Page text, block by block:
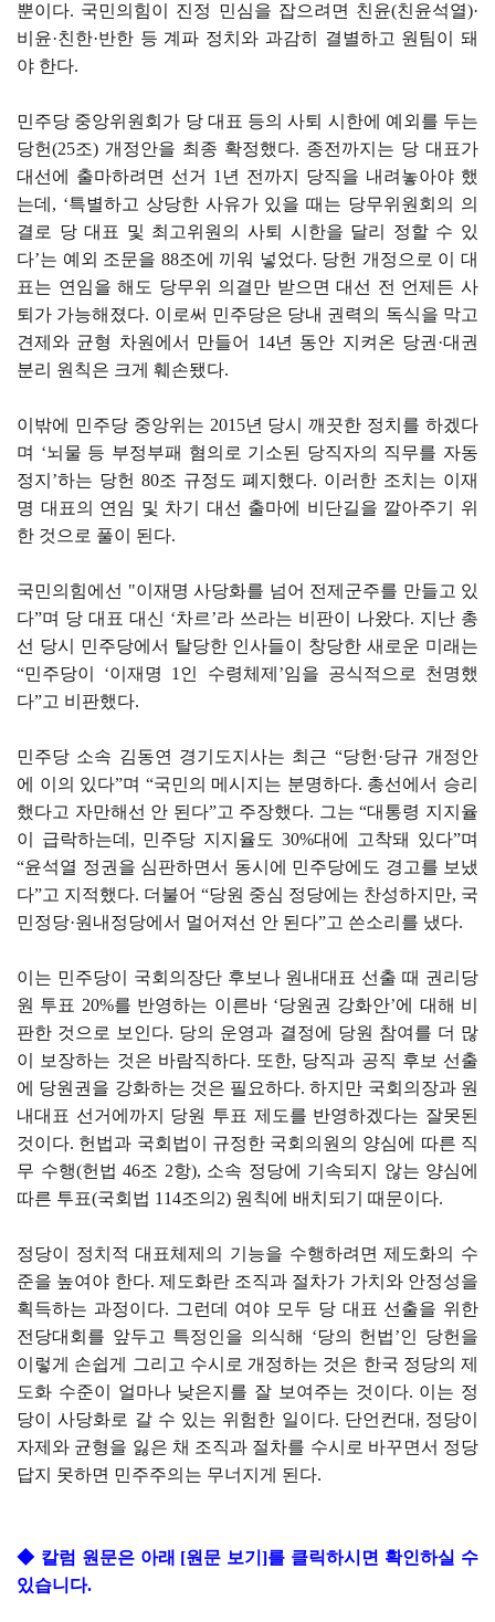
뿐이다. 국민의힘이 진정 민심을 잡으려면 친윤(친윤석열)·
비윤·친한·반한 등 계파 정치와 과감히 결별하고 원팀이 돼
야 한다.
민주당 중앙위원회가 당 대표 등의 사퇴 시한에 예외를 두는
당헌(25조) 개정안을 최종 확정했다. 종전까지는 당 대표가
대선에 출마하려면 선거 1년 전까지 당직을 내려놓아야 했
는데, ‘특별하고 상당한 사유가 있을 때는 당무위원회의 의
결로 당 대표 및 최고위원의 사퇴 시한을 달리 정할 수 있
다’는 예외 조문을 88조에 끼워 넣었다. 당헌 개정으로 이 대
표는 연임을 해도 당무위 의결만 받으면 대선 전 언제든 사
퇴가 가능해졌다. 이로써 민주당은 당내 권력의 독식을 막고
견제와 균형 차원에서 만들어 14년 동안 지켜온 당권·대권
분리 원칙은 크게 훼손됐다.
이밖에 민주당 중앙위는 2015년 당시 깨끗한 정치를 하겠다
며 ‘뇌물 등 부정부패 혐의로 기소된 당직자의 직무를 자동
정지’하는 당헌 80조 규정도 폐지했다. 이러한 조치는 이재
명 대표의 연임 및 차기 대선 출마에 비단길을 깔아주기 위
한 것으로 풀이 된다.
국민의힘에선 "이재명 사당화를 넘어 전제군주를 만들고 있
다”며 당 대표 대신 ‘차르’라 쓰라는 비판이 나왔다. 지난 총
선 당시 민주당에서 탈당한 인사들이 창당한 새로운 미래는
“민주당이 ‘이재명 1인 수령체제’임을 공식적으로 천명했
다”고 비판했다.
민주당 소속 김동연 경기도지사는 최근 “당헌·당규 개정안
에 이의 있다”며 “국민의 메시지는 분명하다. 총선에서 승리
했다고 자만해선 안 된다”고 주장했다. 그는 “대통령 지지율
이 급락하는데, 민주당 지지율도 30%대에 고착돼 있다”며
“윤석열 정권을 심판하면서 동시에 민주당에도 경고를 보냈
다”고 지적했다. 더불어 “당원 중심 정당에는 찬성하지만, 국
민정당·원내정당에서 멀어져선 안 된다”고 쓴소리를 냈다.
이는 민주당이 국회의장단 후보나 원내대표 선출 때 권리당
원 투표 20%를 반영하는 이른바 ‘당원권 강화안’에 대해 비
판한 것으로 보인다. 당의 운영과 결정에 당원 참여를 더 많
이 보장하는 것은 바람직하다. 또한, 당직과 공직 후보 선출
에 당원권을 강화하는 것은 필요하다. 하지만 국회의장과 원
내대표 선거에까지 당원 투표 제도를 반영하겠다는 잘못된
것이다. 헌법과 국회법이 규정한 국회의원의 양심에 따른 직
무 수행(헌법 46조 2항), 소속 정당에 기속되지 않는 양심에
따른 투표(국회법 114조의2) 원칙에 배치되기 때문이다.
정당이 정치적 대표체제의 기능을 수행하려면 제도화의 수
준을 높여야 한다. 제도화란 조직과 절차가 가치와 안정성을
획득하는 과정이다. 그런데 여야 모두 당 대표 선출을 위한
전당대회를 앞두고 특정인을 의식해 ‘당의 헌법’인 당헌을
이렇게 손쉽게 그리고 수시로 개정하는 것은 한국 정당의 제
도화 수준이 얼마나 낮은지를 잘 보여주는 것이다. 이는 정
당이 사당화로 갈 수 있는 위험한 일이다. 단언컨대, 정당이
자제와 균형을 잃은 채 조직과 절차를 수시로 바꾸면서 정당
답지 못하면 민주주의는 무너지게 된다.
◆ 칼럼 원문은 아래 [원문 보기]를 클릭하시면 확인하실 수
있습니다.